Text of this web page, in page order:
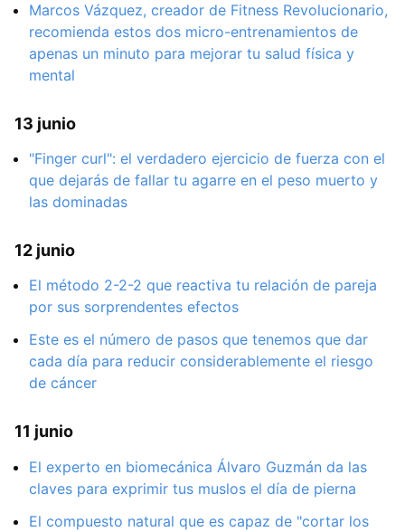
Marcos Vázquez, creador de Fitness Revolucionario,
recomienda estos dos micro-entrenamientos de
apenas un minuto para mejorar tu salud física y
mental
13 junio
"Finger curl": el verdadero ejercicio de fuerza con el
que dejarás de fallar tu agarre en el peso muerto y
las dominadas
12 junio
El método 2-2-2 que reactiva tu relación de pareja
por sus sorprendentes efectos
Este es el número de pasos que tenemos que dar
cada día para reducir considerablemente el riesgo
de cáncer
11 junio
El experto en biomecánica Álvaro Guzmán da las
claves para exprimir tus muslos el día de pierna
El compuesto natural que es capaz de "cortar los